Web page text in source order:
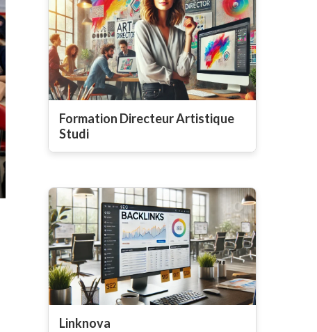
Formation Directeur Artistique
Studi
Linknova